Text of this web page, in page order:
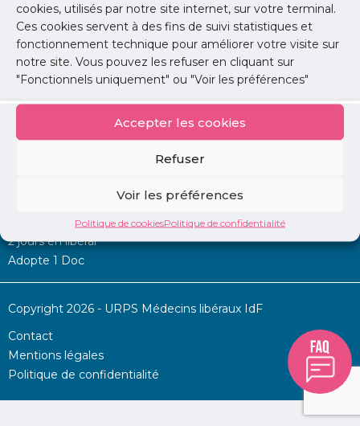
cookies, utilisés par notre site internet, sur votre terminal.
Ces cookies servent à des fins de suivi statistiques et
fonctionnement technique pour améliorer votre visite sur
notre site. Vous pouvez les refuser en cliquant sur
"Fonctionnels uniquement" ou "Voir les préférences"
Accepter les cookies
Refuser
Voir les préférences
Politique de cookiesPolitique de confidentialité
Permanence d’aide à l’installation
2 jours en libéral
Adopte 1 Doc
Copyright 2026 - URPS Médecins libéraux IdF
Contact
Mentions légales
Politique de confidentialité